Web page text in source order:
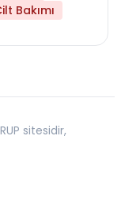
Bakımı
sitesidir,